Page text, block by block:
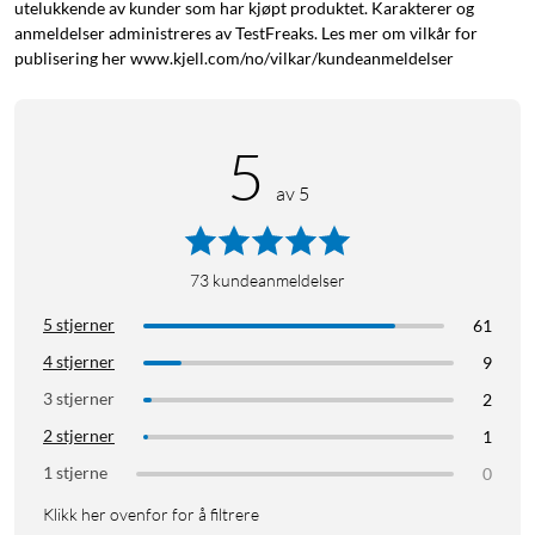
utelukkende av kunder som har kjøpt produktet. Karakterer og
anmeldelser administreres av TestFreaks. Les mer om vilkår for
publisering her www.kjell.com/no/vilkar/kundeanmeldelser
5 av 5
73 kundeanmeldelser
5 stjerner
61
4 stjerner
9
3 stjerner
2
2 stjerner
1
1 stjerne
0
Klikk her ovenfor for å filtrere